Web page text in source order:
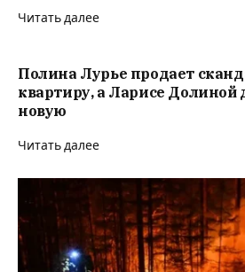
Читать далее
Полина Лурье продает
квартиру, а Ларисе Долиной
новую
Читать далее